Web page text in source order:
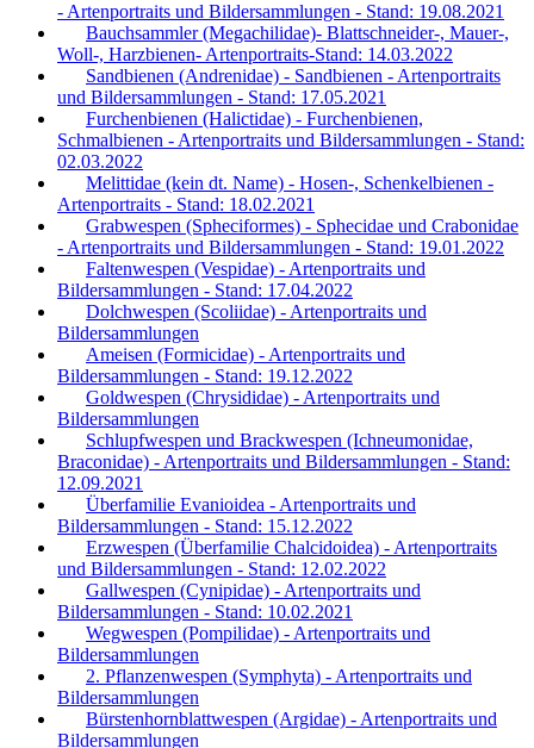
- Artenportraits und Bildersammlungen - Stand: 19.08.2021
Bauchsammler (Megachilidae)- Blattschneider-, Mauer-,
Woll-, Harzbienen- Artenportraits-Stand: 14.03.2022
Sandbienen (Andrenidae) - Sandbienen - Artenportraits
und Bildersammlungen - Stand: 17.05.2021
Furchenbienen (Halictidae) - Furchenbienen,
Schmalbienen - Artenportraits und Bildersammlungen - Stand:
02.03.2022
Melittidae (kein dt. Name) - Hosen-, Schenkelbienen -
Artenportraits - Stand: 18.02.2021
Grabwespen (Spheciformes) - Sphecidae und Crabonidae
- Artenportraits und Bildersammlungen - Stand: 19.01.2022
Faltenwespen (Vespidae) - Artenportraits und
Bildersammlungen - Stand: 17.04.2022
Dolchwespen (Scoliidae) - Artenportraits und
Bildersammlungen
Ameisen (Formicidae) - Artenportraits und
Bildersammlungen - Stand: 19.12.2022
Goldwespen (Chrysididae) - Artenportraits und
Bildersammlungen
Schlupfwespen und Brackwespen (Ichneumonidae,
Braconidae) - Artenportraits und Bildersammlungen - Stand:
12.09.2021
Überfamilie Evanioidea - Artenportraits und
Bildersammlungen - Stand: 15.12.2022
Erzwespen (Überfamilie Chalcidoidea) - Artenportraits
und Bildersammlungen - Stand: 12.02.2022
Gallwespen (Cynipidae) - Artenportraits und
Bildersammlungen - Stand: 10.02.2021
Wegwespen (Pompilidae) - Artenportraits und
Bildersammlungen
2. Pflanzenwespen (Symphyta) - Artenportraits und
Bildersammlungen
Bürstenhornblattwespen (Argidae) - Artenportraits und
Bildersammlungen